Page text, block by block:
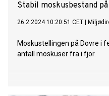
Stabil moskusbestand
26.2.2024 10:20:51 CET
Moskustellingen på Dovre i
antall moskuser fra i fjor.